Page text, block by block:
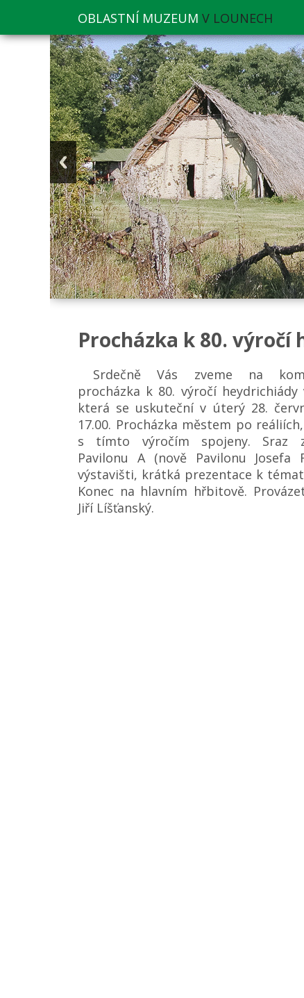
OBLASTNÍ MUZEUM V LOUNECH
Procházka k 80. výročí
Srdečně Vás zveme na
procházka k 80. výročí heydrichiády
která se uskuteční v úterý 28.
17.00. Procházka městem po
s tímto výročím spojeny. Sraz
Pavilonu A (nově Pavilonu Josefa
výstavišti, krátká prezentace k
Konec na hlavním hřbitově.
Jiří Líšťanský.